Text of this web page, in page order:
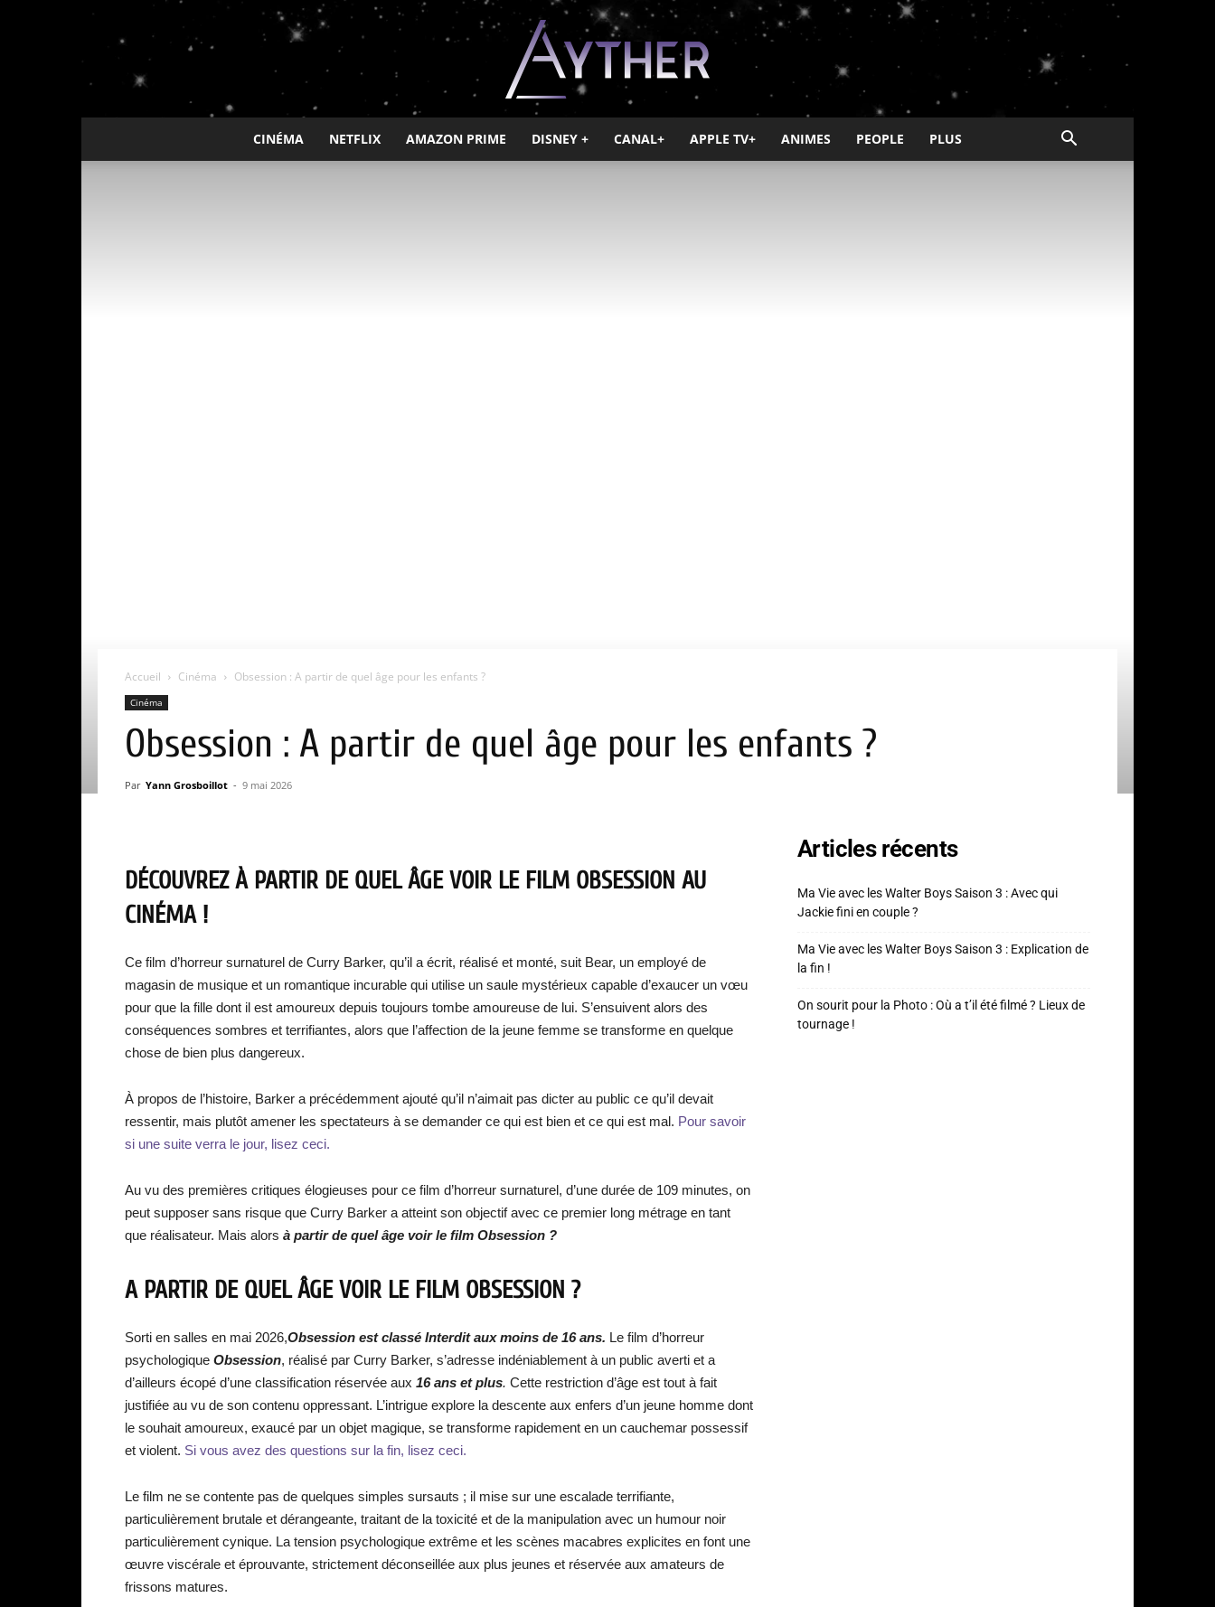
Ayther
CINÉMA NETFLIX AMAZON PRIME DISNEY + CANAL+ APPLE TV+ ANIMES PEOPLE PLUS
Accueil Cinéma Obsession : A partir de quel âge pour les enfants ?
Cinéma
Obsession : A partir de quel âge pour les enfants ?
Par Yann Grosboillot - 9 mai 2026
DÉCOUVREZ À PARTIR DE QUEL ÂGE VOIR LE FILM OBSESSION AU
CINÉMA !
Ce film d’horreur surnaturel de Curry Barker, qu’il a écrit, réalisé et monté, suit Bear, un employé de
magasin de musique et un romantique incurable qui utilise un saule mystérieux capable d’exaucer un vœu
pour que la fille dont il est amoureux depuis toujours tombe amoureuse de lui. S’ensuivent alors des
conséquences sombres et terrifiantes, alors que l’affection de la jeune femme se transforme en quelque
chose de bien plus dangereux.
À propos de l’histoire, Barker a précédemment ajouté qu’il n’aimait pas dicter au public ce qu’il devait
ressentir, mais plutôt amener les spectateurs à se demander ce qui est bien et ce qui est mal. Pour savoir
si une suite verra le jour, lisez ceci.
Au vu des premières critiques élogieuses pour ce film d’horreur surnaturel, d’une durée de 109 minutes, on
peut supposer sans risque que Curry Barker a atteint son objectif avec ce premier long métrage en tant
que réalisateur. Mais alors à partir de quel âge voir le film Obsession ?
A PARTIR DE QUEL ÂGE VOIR LE FILM OBSESSION ?
Sorti en salles en mai 2026,Obsession est classé Interdit aux moins de 16 ans. Le film d’horreur
psychologique Obsession, réalisé par Curry Barker, s’adresse indéniablement à un public averti et a
d’ailleurs écopé d’une classification réservée aux 16 ans et plus. Cette restriction d’âge est tout à fait
justifiée au vu de son contenu oppressant. L’intrigue explore la descente aux enfers d’un jeune homme dont
le souhait amoureux, exaucé par un objet magique, se transforme rapidement en un cauchemar possessif
et violent. Si vous avez des questions sur la fin, lisez ceci.
Le film ne se contente pas de quelques simples sursauts ; il mise sur une escalade terrifiante,
particulièrement brutale et dérangeante, traitant de la toxicité et de la manipulation avec un humour noir
particulièrement cynique. La tension psychologique extrême et les scènes macabres explicites en font une
œuvre viscérale et éprouvante, strictement déconseillée aux plus jeunes et réservée aux amateurs de
frissons matures.
Articles récents
Ma Vie avec les Walter Boys Saison 3 : Avec qui
Jackie fini en couple ?
Ma Vie avec les Walter Boys Saison 3 : Explication de
la fin !
On sourit pour la Photo : Où a t’il été filmé ? Lieux de
tournage !